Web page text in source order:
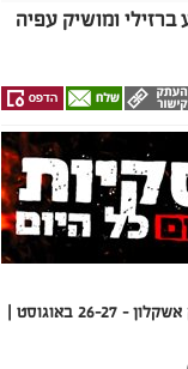
ומושיק עפיה
‘בירה באגם 3’ - יומיים של הופעות, בירה ודוכני אוכל באקו-פארק אשקלון - 26-27 באוגוסט |